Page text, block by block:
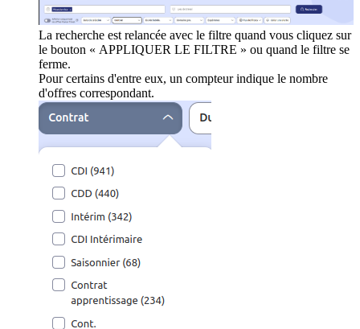
La recherche est relancée avec le filtre quand vous cliquez sur
le bouton « APPLIQUER LE FILTRE » ou quand le filtre se
ferme.
Pour certains d'entre eux, un compteur indique le nombre
d'offres correspondant.